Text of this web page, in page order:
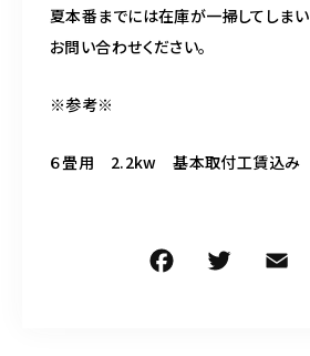
夏本番までには在庫が一掃してしまい
お問い合わせください。
※参考※
６畳用 2.2kw 基本取付工賃込み
T